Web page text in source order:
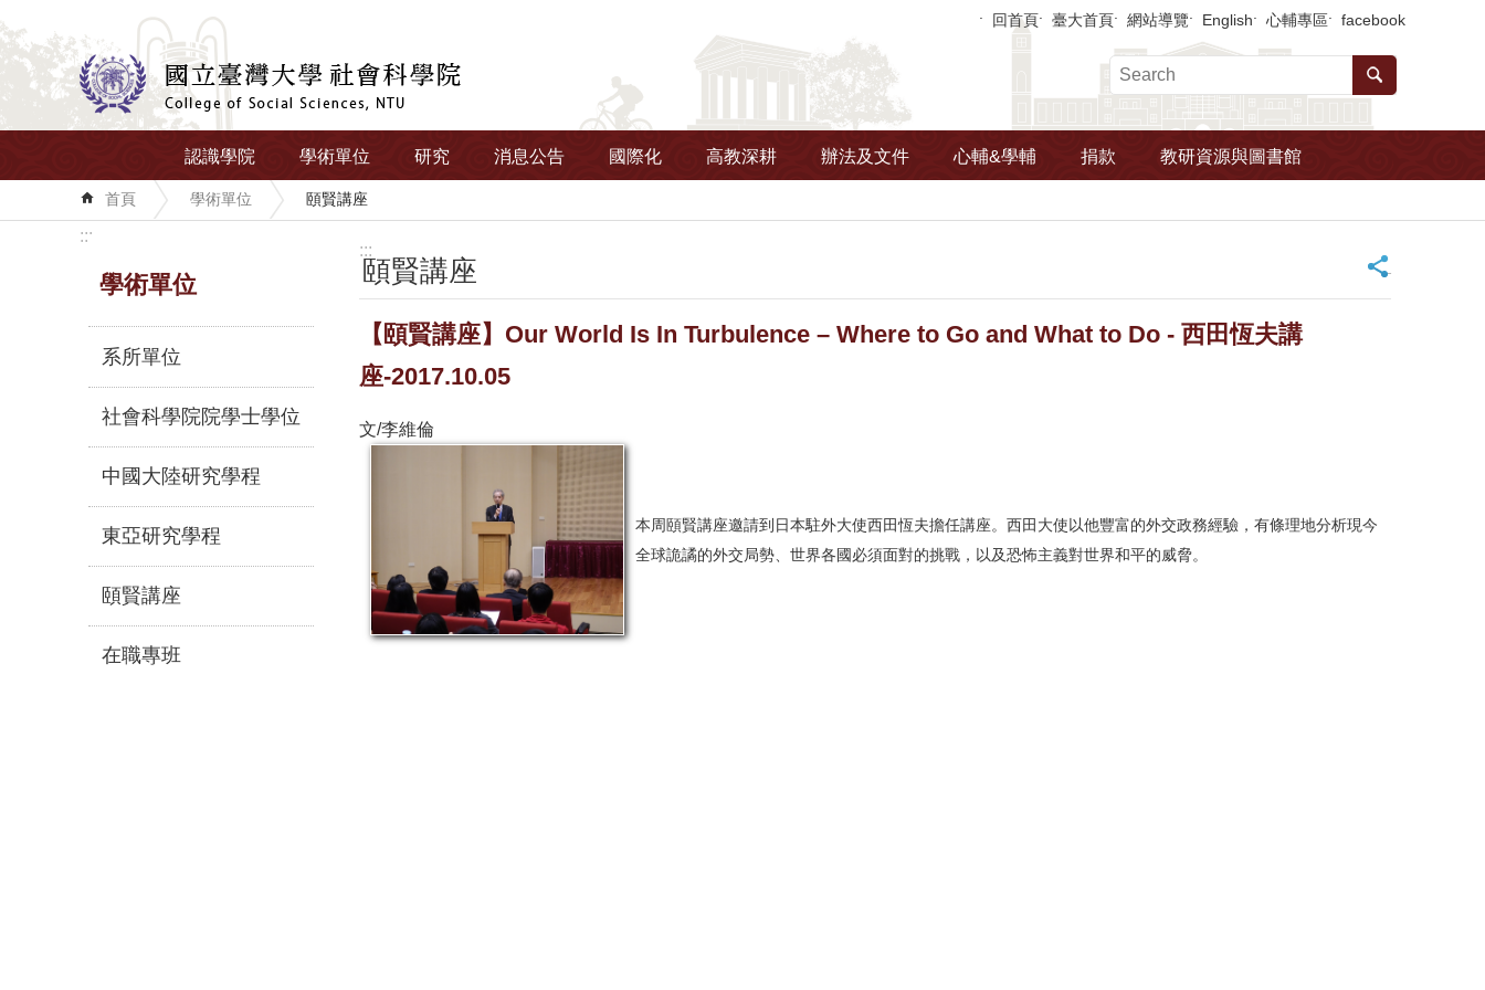
跳到主要內容區塊 回首頁 臺大首頁 網站導覽 English 心輔專區 facebook
認識學院 學術單位 研究 消息公告 國際化 高教深耕 辦法及文件 心輔&學輔 捐款 教研資源與圖書館
首頁 學術單位 頤賢講座
:::
學術單位
系所單位
社會科學院院學士學位
中國大陸研究學程
東亞研究學程
頤賢講座
在職專班
:::
頤賢講座 _
【頤賢講座】Our World Is In Turbulence – Where to Go and What to Do - 西田恆夫講
座-2017.10.05
文/李維倫
本周頤賢講座邀請到日本駐外大使西田恆夫擔任講座。西田大使以他豐富的外交政務經驗，有條理地分析現今
全球詭譎的外交局勢、世界各國必須面對的挑戰，以及恐怖主義對世界和平的威脅。